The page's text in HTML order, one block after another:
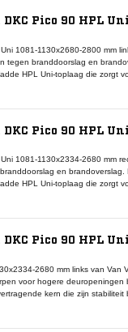
is deze deur ideaal voor
Pico 90 HPL
1081-1130x2680-2800 mm
tegen branddoorslag en
HPL Uni-toplaag die zorgt
brandwerende kozijnen,
zorginstellingen waar veiligheid
Pico 90 HPL
1081-1130x2334-2680 mm
en brandoverslag.
HPL Uni-toplaag die zorgt
compatibel is met Van Vuuren
utiliteitsbouw en
Pico 90 HPL
2680 mm links van Van
voor hogere deuropeningen
kern die zijn stabiliteit
onderdeel dat